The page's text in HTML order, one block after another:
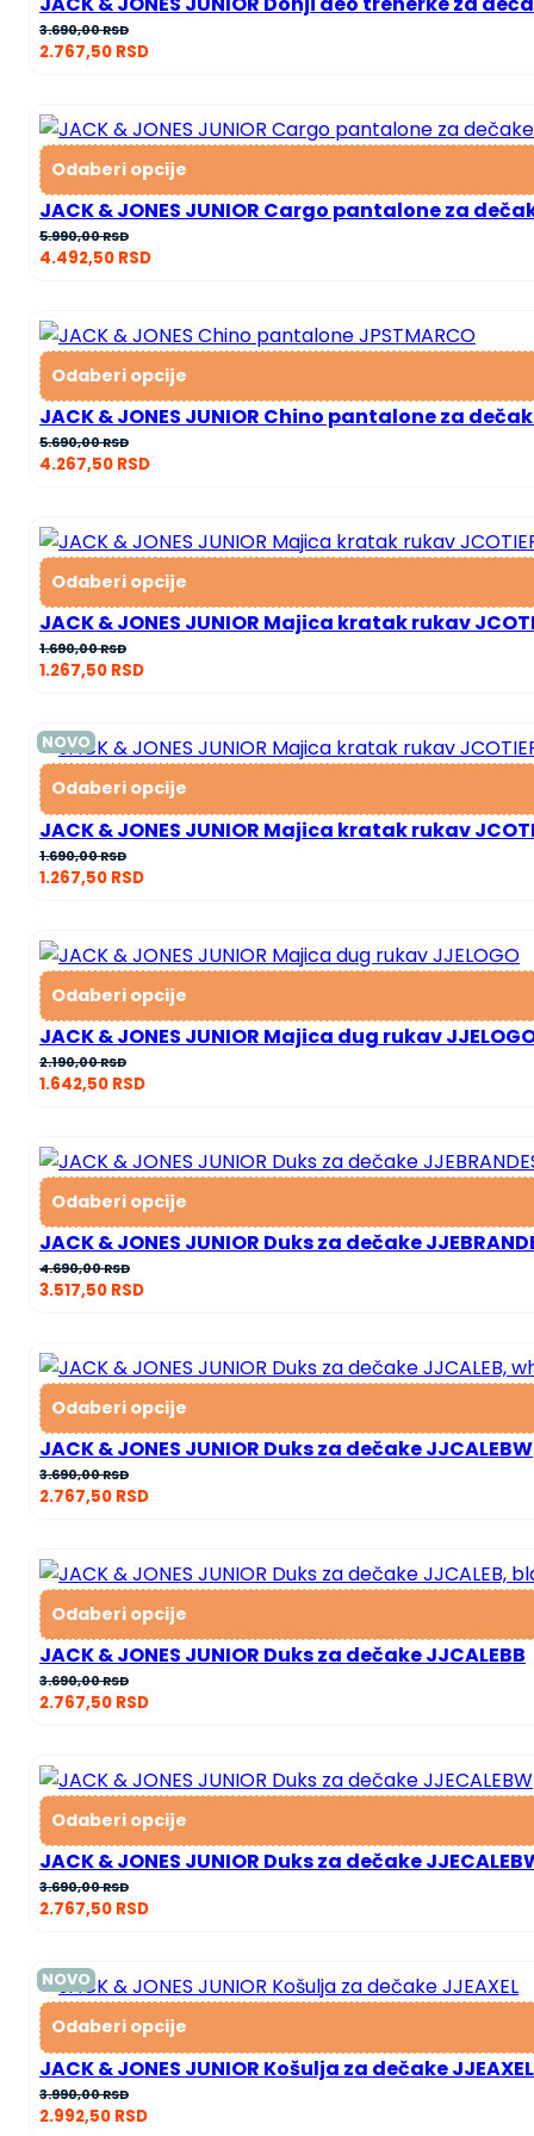
3.690,00RSD
2.767,50 RSD
Odaberi opcije
JACK & JONES JUNIOR Cargo pantalone za
5.990,00RSD
4.492,50 RSD
Odaberi opcije
JACK & JONES JUNIOR Chino pantalone za
5.690,00RSD
4.267,50 RSD
Odaberi opcije
JACK & JONES JUNIOR Majica kratak rukav
1.690,00RSD
1.267,50 RSD
NOVO
Odaberi opcije
JACK & JONES JUNIOR Majica kratak rukav
1.690,00RSD
1.267,50 RSD
Odaberi opcije
JACK & JONES JUNIOR Majica dug rukav
2.190,00RSD
1.642,50 RSD
Odaberi opcije
JACK & JONES JUNIOR Duks za dečake
4.690,00RSD
3.517,50 RSD
Odaberi opcije
JACK & JONES JUNIOR Duks za dečake JJCALEBW
3.690,00RSD
2.767,50 RSD
Odaberi opcije
JACK & JONES JUNIOR Duks za dečake JJCALEBB
3.690,00RSD
2.767,50 RSD
Odaberi opcije
JACK & JONES JUNIOR Duks za dečake
3.690,00RSD
2.767,50 RSD
NOVO
Odaberi opcije
JACK & JONES JUNIOR Košulja za dečake JJEAXEL
3.990,00RSD
2.992,50 RSD